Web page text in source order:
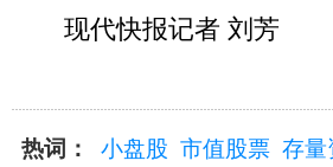
现代快报记者 刘芳
热词： 小盘股 市值股票 存量